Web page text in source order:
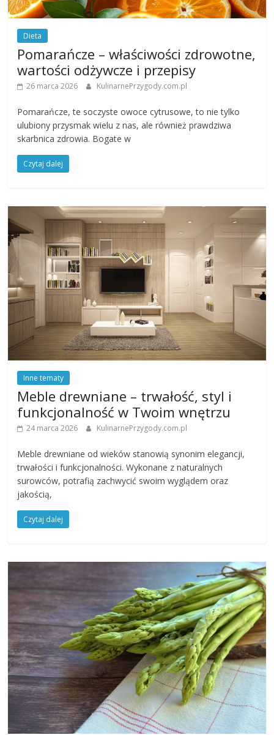
Dieta
Pomarańcze – właściwości zdrowotne,
wartości odżywcze i przepisy
26 marca 2026 KulinarnePrzygody.com.pl
Pomarańcze, te soczyste owoce cytrusowe, to nie tylko
ulubiony przysmak wielu z nas, ale również prawdziwa
skarbnica zdrowia. Bogate w
Czytaj dalej
Inne tematy
Meble drewniane – trwałość, styl i
funkcjonalność w Twoim wnętrzu
24 marca 2026 KulinarnePrzygody.com.pl
Meble drewniane od wieków stanowią synonim elegancji,
trwałości i funkcjonalności. Wykonane z naturalnych
surowców, potrafią zachwycić swoim wyglądem oraz
jakością,
Czytaj dalej